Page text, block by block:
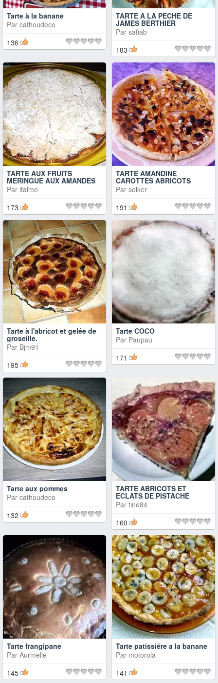
Tarte à la banane
Par cathoudeco
136
TARTE A LA PECHE DE
JAMES BERTHIER
Par safiab
183
TARTE AUX FRUITS
MERINGUE AUX AMANDES
Par italmo
173
TARTE AMANDINE
CAROTTES ABRICOTS
Par solker
191
Tarte à l'abricot et gelée de
groseille.
Par Bjm91
195
Tarte COCO
Par Paupau
171
Tarte aux pommes
Par cathoudeco
132
TARTE ABRICOTS ET
ECLATS DE PISTACHE
Par tine84
160
Tarte frangipane
Par Aurmelie
145
Tarte patissiére a la banane
Par motorola
141